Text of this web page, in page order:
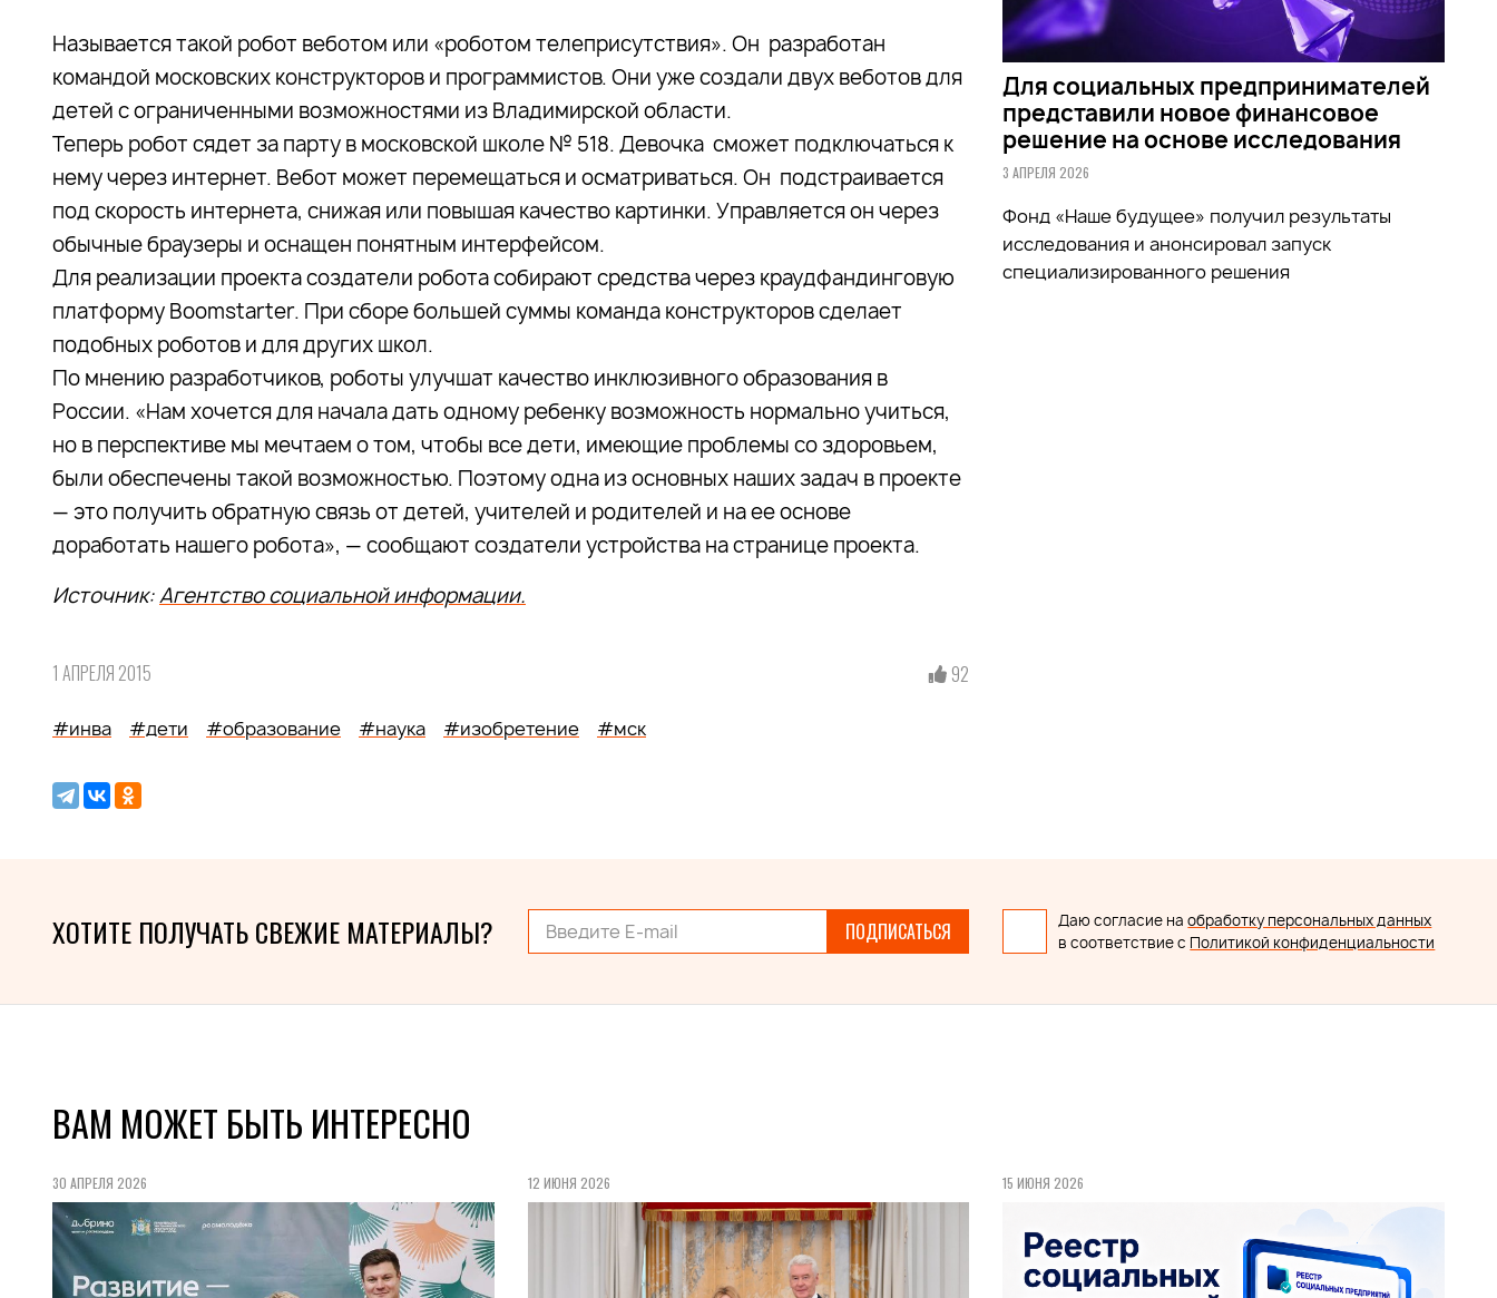
Называется такой робот веботом или «роботом телеприсутствия». Он разработан
командой московских конструкторов и программистов. Они уже создали двух веботов для
детей с ограниченными возможностями из Владимирской области.
Теперь робот сядет за парту в московской школе № 518. Девочка сможет подключаться к
нему через интернет. Вебот может перемещаться и осматриваться. Он подстраивается
под скорость интернета, снижая или повышая качество картинки. Управляется он через
обычные браузеры и оснащен понятным интерфейсом.
Для реализации проекта создатели робота собирают средства через краудфандинговую
платформу Boomstarter. При сборе большей суммы команда конструкторов сделает
подобных роботов и для других школ.
По мнению разработчиков, роботы улучшат качество инклюзивного образования в
России. «Нам хочется для начала дать одному ребенку возможность нормально учиться,
но в перспективе мы мечтаем о том, чтобы все дети, имеющие проблемы со здоровьем,
были обеспечены такой возможностью. Поэтому одна из основных наших задач в проекте
— это получить обратную связь от детей, учителей и родителей и на ее основе
доработать нашего робота», — сообщают создатели устройства на странице проекта.
Источник:Агентство социальной информации.
1 АПРЕЛЯ 2015 92
#инва #дети #образование #наука #изобретение #мск
Для социальных предпринимателей
представили новое финансовое
решение на основе исследования
3 АПРЕЛЯ 2026
Фонд «Наше будущее» получил результаты
исследования и анонсировал запуск
специализированного решения
ХОТИТЕ ПОЛУЧАТЬ СВЕЖИЕ МАТЕРИАЛЫ? ПОДПИСАТЬСЯ Даю согласие наобработку персональных данных
в соответствие с Политикой конфиденциальности
ВАМ МОЖЕТ БЫТЬ ИНТЕРЕСНО
30 АПРЕЛЯ 2026 12 ИЮНЯ 2026 15 ИЮНЯ 2026